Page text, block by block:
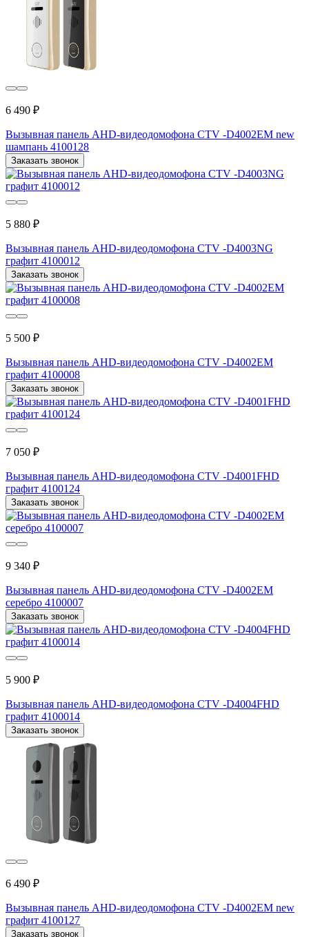
6 490 ₽
Вызывная панель AHD-видеодомофона CTV -D4002EM new
шампань 4100128
Заказать звонок
5 880 ₽
Вызывная панель AHD-видеодомофона CTV -D4003NG
графит 4100012
Заказать звонок
5 500 ₽
Вызывная панель AHD-видеодомофона CTV -D4002EM
графит 4100008
Заказать звонок
7 050 ₽
Вызывная панель AHD-видеодомофона CTV -D4001FHD
графит 4100124
Заказать звонок
9 340 ₽
Вызывная панель AHD-видеодомофона CTV -D4002EM
серебро 4100007
Заказать звонок
5 900 ₽
Вызывная панель AHD-видеодомофона CTV -D4004FHD
графит 4100014
Заказать звонок
6 490 ₽
Вызывная панель AHD-видеодомофона CTV -D4002EM new
графит 4100127
Заказать звонок